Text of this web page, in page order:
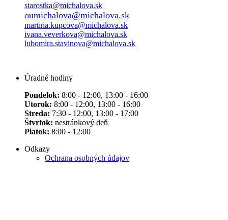
starostka@michalova.sk
oumichalova@michalova.sk
martina.kupcova@michalova.sk
ivana.veverkova@michalova.sk
lubomira.stavinova@michalova.sk
Úradné hodiny
Pondelok: 8:00 - 12:00, 13:00 - 16:00
Utorok: 8:00 - 12:00, 13:00 - 16:00
Streda: 7:30 - 12:00, 13:00 - 17:00
Štvrtok: nestránkový deň
Piatok: 8:00 - 12:00
Odkazy
Ochrana osobných údajov